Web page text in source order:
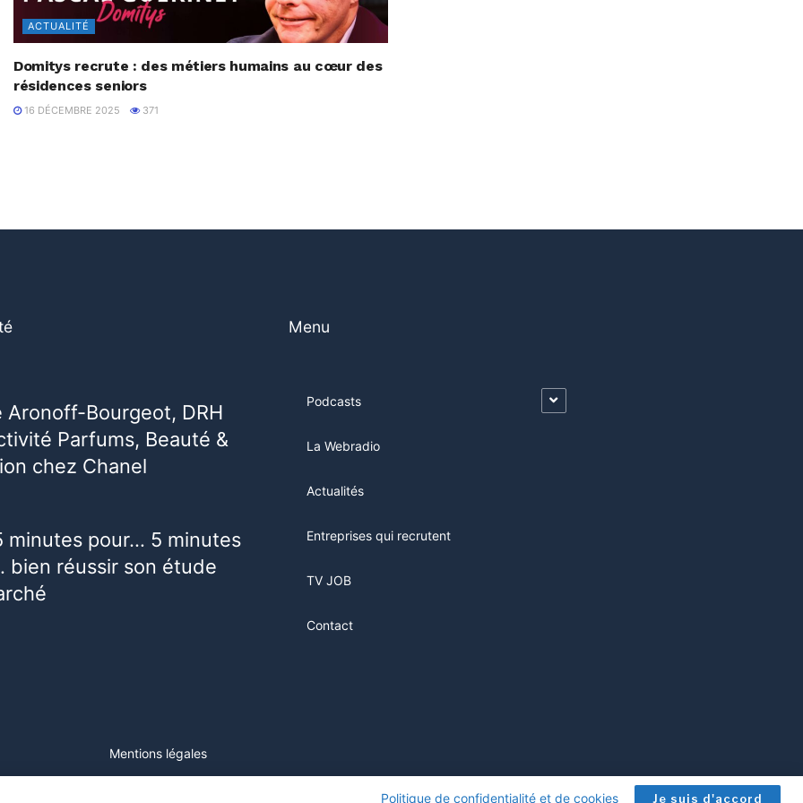
ACTUALITÉ
Domitys recrute : des métiers humains au cœur des
résidences seniors
16 DÉCEMBRE 2025 371
Politique de confidentialité et de cookies Je suis d'accord
Aronoff-Bourgeot, DRH
Parfums, Beauté &
chez Chanel
minutes pour… 5 minutes
bien réussir son étude
Menu
Podcasts
La Webradio
Actualités
Entreprises qui recrutent
TV JOB
Contact
Mentions légales